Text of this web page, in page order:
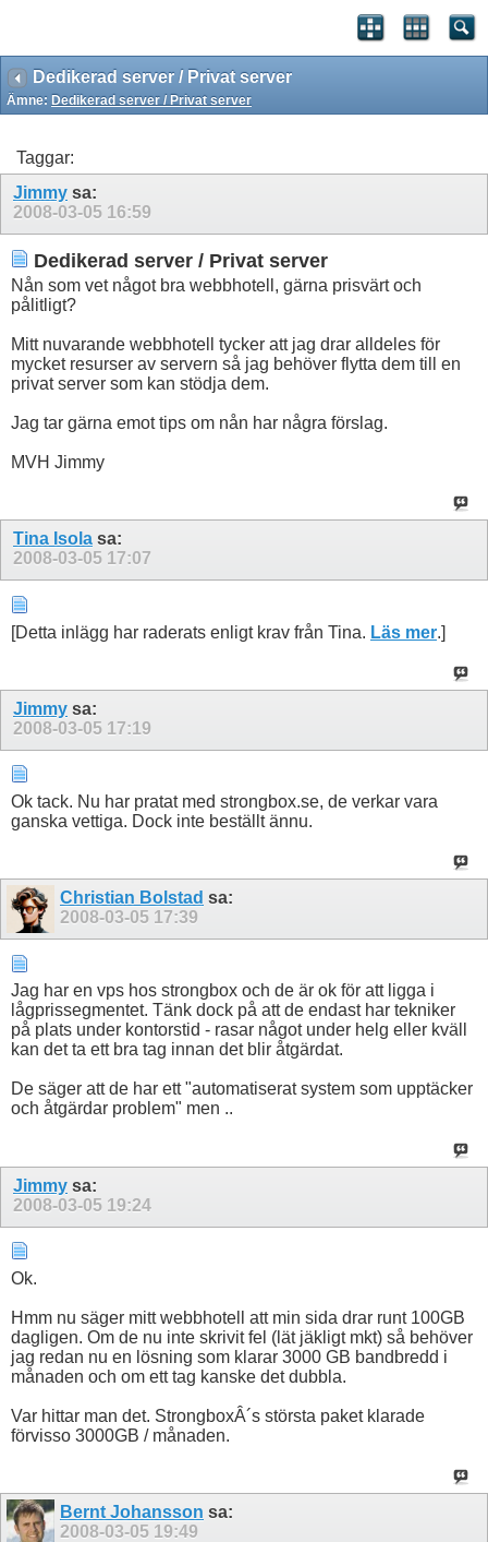
Dedikerad server / Privat server
Ämne: Dedikerad server / Privat server
Taggar:
Jimmy sa:
2008-03-05 16:59
Dedikerad server / Privat server
Nån som vet något bra webbhotell, gärna prisvärt och
pålitligt?
Mitt nuvarande webbhotell tycker att jag drar alldeles för
mycket resurser av servern så jag behöver flytta dem till en
privat server som kan stödja dem.
Jag tar gärna emot tips om nån har några förslag.
MVH Jimmy
Tina Isola sa:
2008-03-05 17:07
[Detta inlägg har raderats enligt krav från Tina. Läs mer.]
Jimmy sa:
2008-03-05 17:19
Ok tack. Nu har pratat med strongbox.se, de verkar vara
ganska vettiga. Dock inte beställt ännu.
Christian Bolstad sa:
2008-03-05 17:39
Jag har en vps hos strongbox och de är ok för att ligga i
lågprissegmentet. Tänk dock på att de endast har tekniker
på plats under kontorstid - rasar något under helg eller kväll
kan det ta ett bra tag innan det blir åtgärdat.
De säger att de har ett "automatiserat system som upptäcker
och åtgärdar problem" men ..
Jimmy sa:
2008-03-05 19:24
Ok.
Hmm nu säger mitt webbhotell att min sida drar runt 100GB
dagligen. Om de nu inte skrivit fel (lät jäkligt mkt) så behöver
jag redan nu en lösning som klarar 3000 GB bandbredd i
månaden och om ett tag kanske det dubbla.
Var hittar man det. StrongboxÂ´s största paket klarade
förvisso 3000GB / månaden.
Bernt Johansson sa:
2008-03-05 19:49